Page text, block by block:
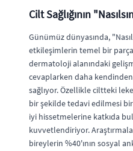
Cilt Sağlığının
Günümüz dünyasında,
etkileşimlerin temel bir
dermatoloji alanındaki
cevaplarken daha
sağlıyor. Özellikle ciltteki
bir şekilde tedavi edilmesi
iyi hissetmelerine katkıda
kuvvetlendiriyor.
bireylerin %40'ının sosyal